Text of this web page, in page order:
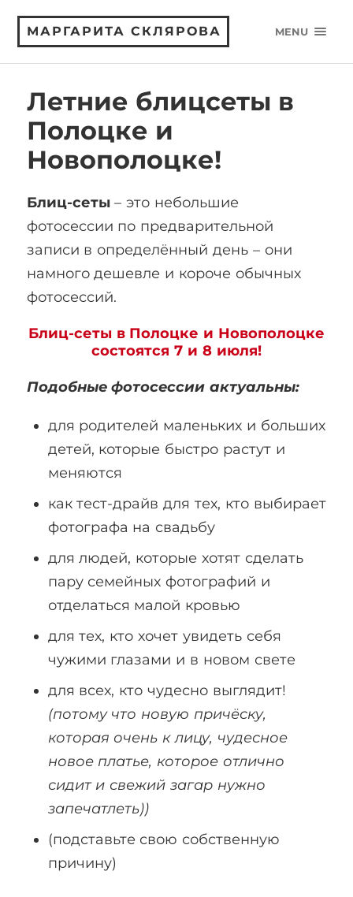
МАРГАРИТА СКЛЯРОВА MENU
Летние блицсеты в
Полоцке и
Новополоцке!
Блиц-сеты– это небольшие
фотосессии по предварительной
записи в определённый день – они
намного дешевле и короче обычных
фотосессий.
Блиц-сеты в Полоцке и Новополоцке
состоятся 7 и 8 июля!
Подобные фотосессии актуальны:
для родителей маленьких и больших
детей, которые быстро растут и
меняются
как тест-драйв для тех, кто выбирает
фотографа на свадьбу
для людей, которые хотят сделать
пару семейных фотографий и
отделаться малой кровью
для тех, кто хочет увидеть себя
чужими глазами и в новом свете
для всех, кто чудесно выглядит!
(потому что новую причёску,
которая очень к лицу, чудесное
новое платье, которое отлично
сидит и свежий загар нужно
запечатлеть))
(подставьте свою собственную
причину)